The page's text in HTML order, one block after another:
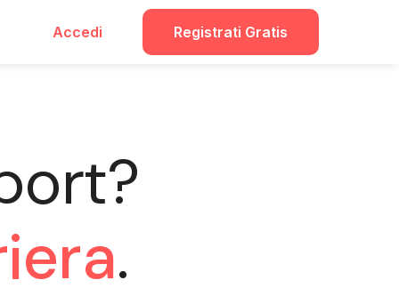
Accedi Registrati Gratis
.